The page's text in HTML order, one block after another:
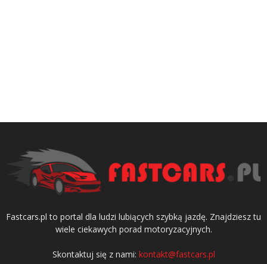
Fastcars.pl to portal dla ludzi lubiących szybką jazdę. Znajdziesz tu
wiele ciekawych porad motoryzacyjnych.
Skontaktuj się z nami: kontakt@fastcars.pl